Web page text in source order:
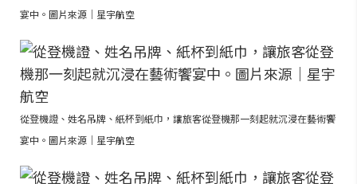
宴中。圖片來源｜星宇航空
從登機證、姓名吊牌、紙杯到紙巾，讓旅客從登機那一刻起就沉浸在藝術饗
宴中。圖片來源｜星宇航空